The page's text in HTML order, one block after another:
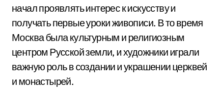
начал проявлять интерес к искусству и
получать первые уроки живописи. В то время
Москва была культурным и религиозным
центром Русской земли, и художники играли
важную роль в создании и украшении церквей
и монастырей.